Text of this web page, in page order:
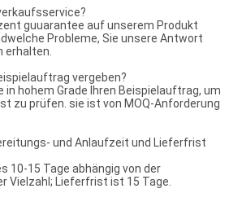
guuarantee auf unserem Produkt
Probleme, Sie unsere Antwort
erhalten.
vergeben?
in hohem Grade Ihren Beispielauftrag, um
zu prüfen. sie ist von MOQ-Anforderung
und Anlaufzeit und Lieferfrist
10-15 Tage abhängig von der
Vielzahl; Lieferfrist ist 15 Tage.